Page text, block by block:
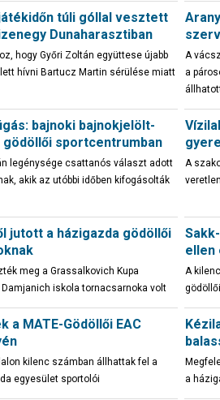
túli góllal vesztett
Dunaharasztiban
hogy Győri Zoltán együttese újabb
hívni Bartucz Martin sérülése miatt
A
a
bajnoki bajnokjelölt-
sportcentrumban
legénysége csattanós választ adott
akik az utóbbi időben kifogásolták
A
jutott a házigazda gödöllői
meg a Grassalkovich Kupa
iskola tornacsarnoka volt
ellen
A
a MATE-Gödöllői EAC
kilenc számban állhattak fel a
egyesület sportolói
a